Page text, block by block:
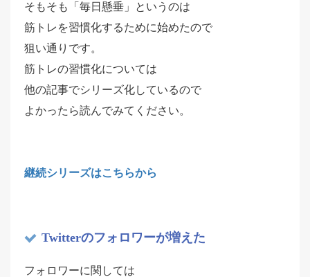
そもそも「毎日懸垂」というのは
筋トレを習慣化するために始めたので
狙い通りです。
筋トレの習慣化については
他の記事でシリーズ化しているので
よかったら読んでみてください。
継続シリーズはこちらから
Twitterのフォロワーが増えた
フォロワーに関しては